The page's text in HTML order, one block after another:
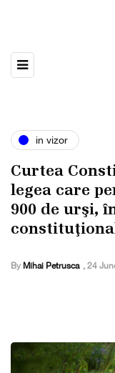
in vizor
Curtea
legea care
900 de urşi,
By Mihai Petrusca , 24